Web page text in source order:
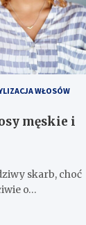
WŁOSÓW
męskie i
skarb, choć
o…